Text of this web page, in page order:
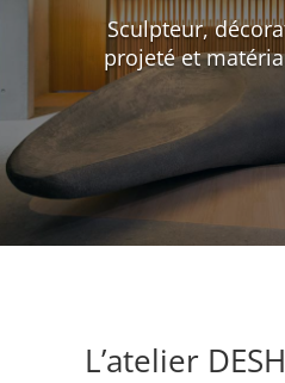
Sculpteur,
projeté et
L’atelier